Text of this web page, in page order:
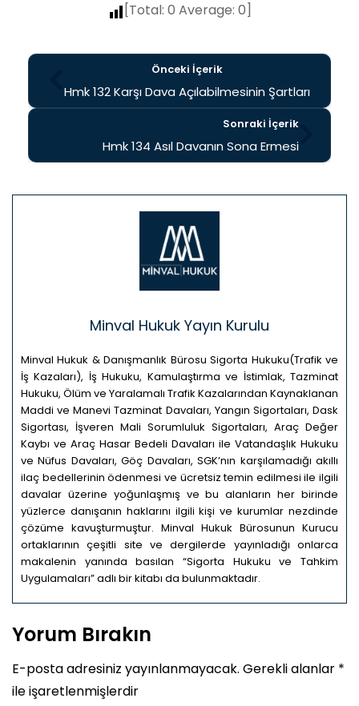
[Total: 0 Average: 0]
Önceki İçerik
Hmk 132 Karşı Dava Açılabilmesinin Şartları
Sonraki İçerik
Hmk 134 Asıl Davanın Sona Ermesi
Minval Hukuk Yayın Kurulu
Minval Hukuk & Danışmanlık Bürosu Sigorta Hukuku(Trafik ve
İş Kazaları), İş Hukuku, Kamulaştırma ve İstimlak, Tazminat
Hukuku, Ölüm ve Yaralamalı Trafik Kazalarından Kaynaklanan
Maddi ve Manevi Tazminat Davaları, Yangın Sigortaları, Dask
Sigortası, İşveren Mali Sorumluluk Sigortaları, Araç Değer
Kaybı ve Araç Hasar Bedeli Davaları ile Vatandaşlık Hukuku
ve Nüfus Davaları, Göç Davaları, SGK’nın karşılamadığı akıllı
ilaç bedellerinin ödenmesi ve ücretsiz temin edilmesi ile ilgili
davalar üzerine yoğunlaşmış ve bu alanların her birinde
yüzlerce danışanın haklarını ilgili kişi ve kurumlar nezdinde
çözüme kavuşturmuştur. Minval Hukuk Bürosunun Kurucu
ortaklarının çeşitli site ve dergilerde yayınladığı onlarca
makalenin yanında basılan “Sigorta Hukuku ve Tahkim
Uygulamaları” adlı bir kitabı da bulunmaktadır.
Yorum Bırakın
E-posta adresiniz yayınlanmayacak. Gerekli alanlar *
ile işaretlenmişlerdir